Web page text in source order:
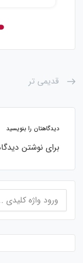
قدیمی تر
دیدگاهتان را بنویسید
برای نوشتن
برای: